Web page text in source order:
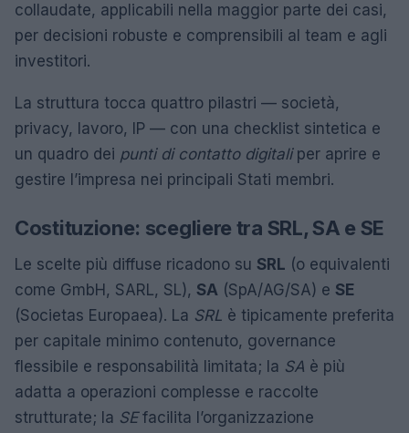
collaudate, applicabili nella maggior parte dei casi,
per decisioni robuste e comprensibili al team e agli
investitori.
La struttura tocca quattro pilastri — società,
privacy, lavoro, IP — con una checklist sintetica e
un quadro dei punti di contatto digitaliper aprire e
gestire l’impresa nei principali Stati membri.
Costituzione: scegliere tra SRL, SA e SE
Le scelte più diffuse ricadono su SRL (o equivalenti
come GmbH, SARL, SL), SA (SpA/AG/SA) e SE
(Societas Europaea). La SRL è tipicamente preferita
per capitale minimo contenuto, governance
flessibile e responsabilità limitata; la SA è più
adatta a operazioni complesse e raccolte
strutturate; la SEfacilita l’organizzazione